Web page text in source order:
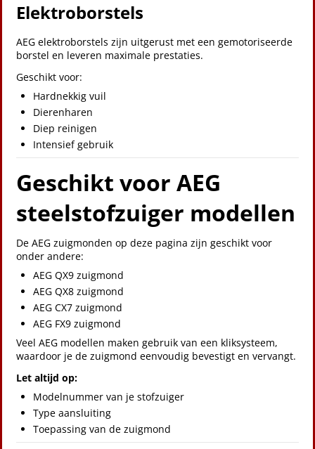
Elektroborstels
AEG elektroborstels zijn uitgerust met een gemotoriseerde
borstel en leveren maximale prestaties.
Geschikt voor:
Hardnekkig vuil
Dierenharen
Diep reinigen
Intensief gebruik
Geschikt voor AEG
steelstofzuiger modellen
De AEG zuigmonden op deze pagina zijn geschikt voor
onder andere:
AEG QX9 zuigmond
AEG QX8 zuigmond
AEG CX7 zuigmond
AEG FX9 zuigmond
Veel AEG modellen maken gebruik van een kliksysteem,
waardoor je de zuigmond eenvoudig bevestigt en vervangt.
Let altijd op:
Modelnummer van je stofzuiger
Type aansluiting
Toepassing van de zuigmond